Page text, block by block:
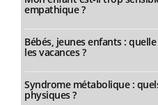
empathique ?
Bébés, jeunes enfants :
les vacances ?
Syndrome métabolique :
physiques ?